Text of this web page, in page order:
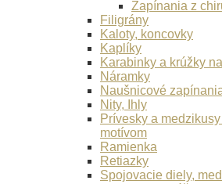
Zapínania z
Filigrány
Kaloty, koncovky
Kaplíky
Karabinky a krúžky
Náramky
Naušnicové
Nity, Ihly
Prívesky a
motívom
Ramienka
Retiazky
Spojovacie diely,